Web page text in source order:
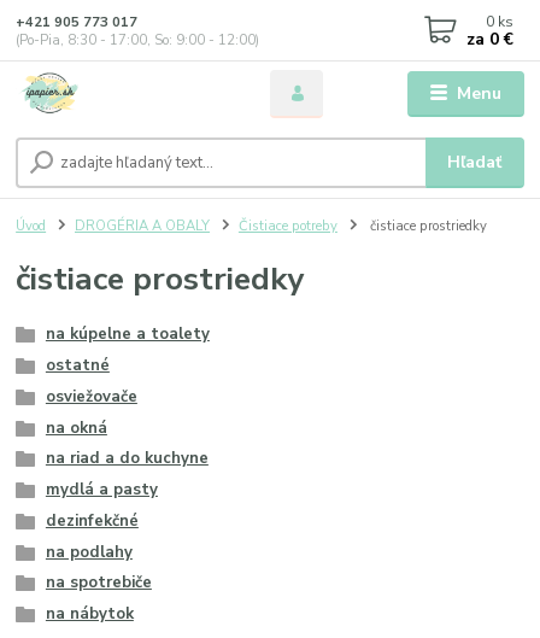
Menu
Hľadať
+421 905 773 017
(Po-Pia, 8:30 - 17:00, So: 9:00 - 12:00)
0 ks
za 0 €
Úvod DROGÉRIA A OBALY Čistiace potreby čistiace prostriedky
čistiace prostriedky
na kúpelne a toalety
ostatné
osviežovače
na okná
na riad a do kuchyne
mydlá a pasty
dezinfekčné
na podlahy
na spotrebiče
na nábytok